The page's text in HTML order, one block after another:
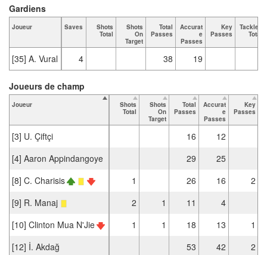
Joueur Saves
Shots
Total
Shots
On
Target
Total
Passes
Accurat
e
Passes
Key
Passes
Tackles
Total
[35] A. Vural 4 38 19
Gardiens
Joueur
Shots
Total
Shots
On
Target
Total
Passes
Accurat
e
Passes
Key
Passes
[3] U. Çiftçi 16
12
[4] Aaron Appindangoye
29
25
[8] C. Charisis
1 26 16
2
[9] R. Manaj
2 1 11
4
[10] Clinton Mua N'Jie
1 1 18 13
1
[12] İ. Akdağ
53 42
2
Joueurs de champ